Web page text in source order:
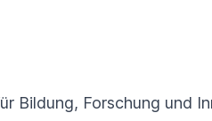
Bildung, Forschung und